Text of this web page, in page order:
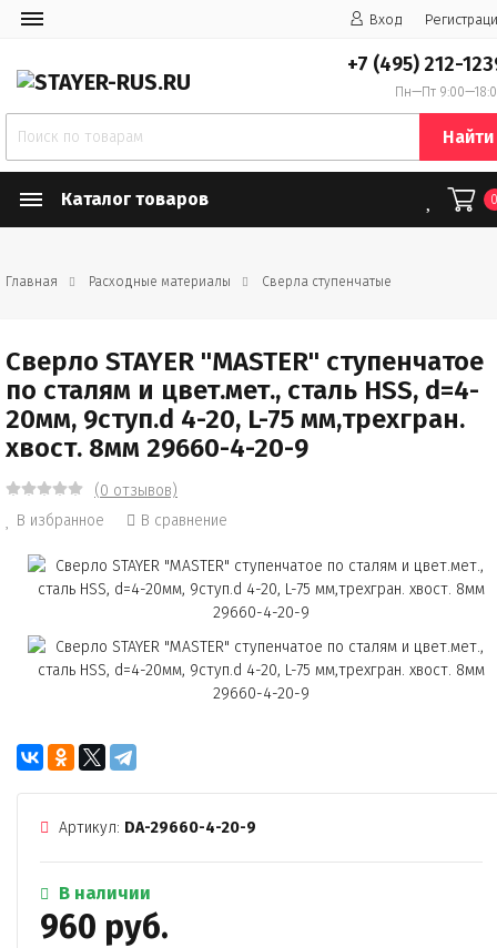
Вход
+7 (495) 212-
Пн—Пт
Найти
Каталог товаров
Главная Расходные материалы Сверла ступенчатые
Сверло STAYER "MASTER" ступенчатое
по сталям и цвет.мет., сталь HSS, d=4-
20мм, 9ступ.d 4-20, L-75 мм,трехгран.
хвост. 8мм 29660-4-20-9
(0 отзывов)
В избранное
В сравнение
Артикул: DA-29660-4-20-9
В наличии
960 руб.